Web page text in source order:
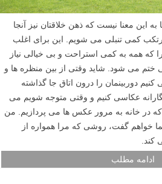
این معنا نیست که ذهن خلاقتان نیز آنجا
کمی تنبلی می شویم. این برای اغلب
همه به کمی استراحت و بی خیالی نیاز
ختم می شود. شاید وقتی از بین منظره ها و
دوربینمان را درون اتاق جا گذاشته
عکاسی کنیم و وقتی متوجه شویم می
که در خانه به مرور عکس ها می پردازیم. من
خواهم گفت، روشی که مرا همواره از
کند.
ادامه مطلب